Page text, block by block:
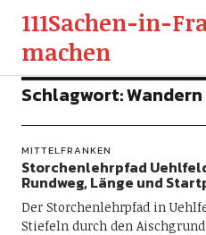
111Sachen-in-
machen
Schlagwort:
MITTELFRANKEN
Storchenlehrpfad
Rundweg, Länge und
Der Storchenlehrpfad in
Stiefeln durch den